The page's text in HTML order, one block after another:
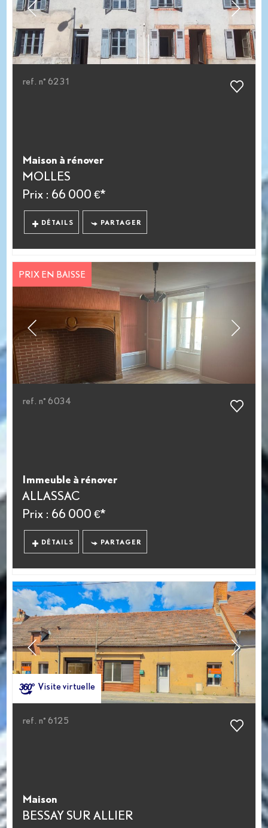
ref. n° 6231
Maison à rénover
MOLLES
Prix : 66 000 €*
DÉTAILS PARTAGER
PRIX EN BAISSE
ref. n° 6034
Immeuble à rénover
ALLASSAC
Prix : 66 000 €*
DÉTAILS PARTAGER
Visite virtuelle
ref. n° 6125
Maison
BESSAY SUR ALLIER